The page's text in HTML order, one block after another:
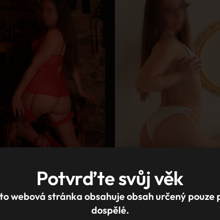
Potvrďte svůj věk
webová stránka obsahuje obsah určený pouze
dospělé.